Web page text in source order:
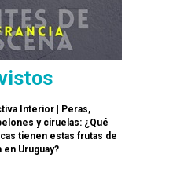
Interior | Peras,
y ciruelas: ¿Qué
tienen estas frutas de
en Uruguay?